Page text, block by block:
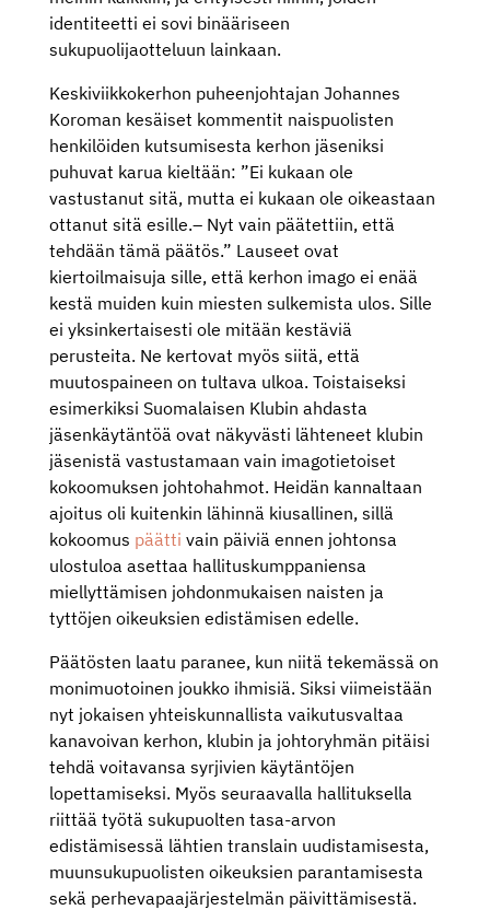
identiteetti ei sovi binääriseen
sukupuolijaotteluun lainkaan.
Keskiviikkokerhon puheenjohtajan Johannes
Koroman kesäiset kommentit naispuolisten
henkilöiden kutsumisesta kerhon jäseniksi
puhuvat karua kieltään: ”Ei kukaan ole
vastustanut sitä, mutta ei kukaan ole oikeastaan
ottanut sitä esille.– Nyt vain päätettiin, että
tehdään tämä päätös.” Lauseet ovat
kiertoilmaisuja sille, että kerhon imago ei enää
kestä muiden kuin miesten sulkemista ulos. Sille
ei yksinkertaisesti ole mitään kestäviä
perusteita. Ne kertovat myös siitä, että
muutospaineen on tultava ulkoa. Toistaiseksi
esimerkiksi Suomalaisen Klubin ahdasta
jäsenkäytäntöä ovat näkyvästi lähteneet klubin
jäsenistä vastustamaan vain imagotietoiset
kokoomuksen johtohahmot. Heidän kannaltaan
ajoitus oli kuitenkin lähinnä kiusallinen, sillä
kokoomus päätti vain päiviä ennen johtonsa
ulostuloa asettaa hallituskumppaniensa
miellyttämisen johdonmukaisen naisten ja
tyttöjen oikeuksien edistämisen edelle.
Päätösten laatu paranee, kun niitä tekemässä on
monimuotoinen joukko ihmisiä. Siksi viimeistään
nyt jokaisen yhteiskunnallista vaikutusvaltaa
kanavoivan kerhon, klubin ja johtoryhmän pitäisi
tehdä voitavansa syrjivien käytäntöjen
lopettamiseksi. Myös seuraavalla hallituksella
riittää työtä sukupuolten tasa-arvon
edistämisessä lähtien translain uudistamisesta,
muunsukupuolisten oikeuksien parantamisesta
sekä perhevapaajärjestelmän päivittämisestä.